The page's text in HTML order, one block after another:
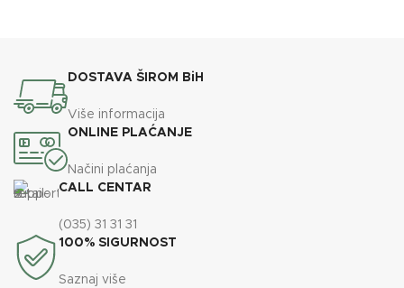
DOSTAVA ŠIROM BiH
Više informacija
ONLINE PLAĆANJE
Načini plaćanja
CALL CENTAR
(035) 31 31 31
100% SIGURNOST
Saznaj više